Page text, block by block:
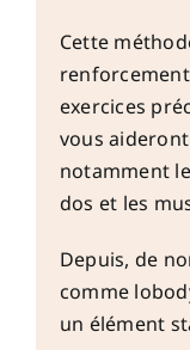
Cette
exercices
vous
notamment
dos et les
Depuis, de
comme
un élément